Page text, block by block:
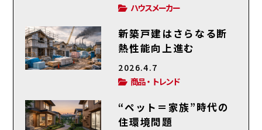
ハウスメーカー
新築戸建はさらなる断
熱性能向上進む
2026.4.7
商品・トレンド
“ペット＝家族”時代の
住環境問題